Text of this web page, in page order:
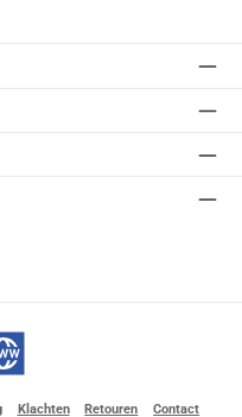
Klachten Retouren Contact